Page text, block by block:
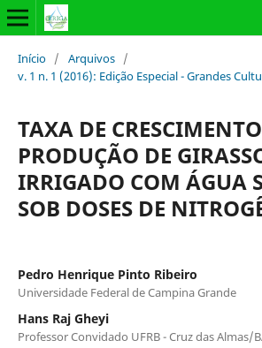
Início / Arquivos /
v. 1 n. 1 (2016): Edição Especial - Grandes
TAXA DE
PRODUÇÃO DE
IRRIGADO COM ÁGUA
SOB DOSES DE
Pedro Henrique Pinto Ribeiro
Universidade Federal de Campina Grande
Hans Raj Gheyi
Professor Convidado UFRB - Cruz das Almas/